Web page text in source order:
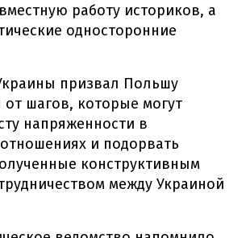
работу историков, а
односторонние
призвал Польшу
от шагов, которые могут
напряженности в
и подорвать
конструктивным
между Украиной